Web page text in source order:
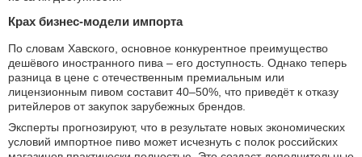
Крах бизнес-модели импорта
По словам Хавского, основное конкурентное преимущество
дешёвого иностранного пива – его доступность. Однако теперь
разница в цене с отечественным премиальным или
лицензионным пивом составит 40–50%, что приведёт к отказу
ритейлеров от закупок зарубежных брендов.
Эксперты прогнозируют, что в результате новых экономических
условий импортное пиво может исчезнуть с полок российских